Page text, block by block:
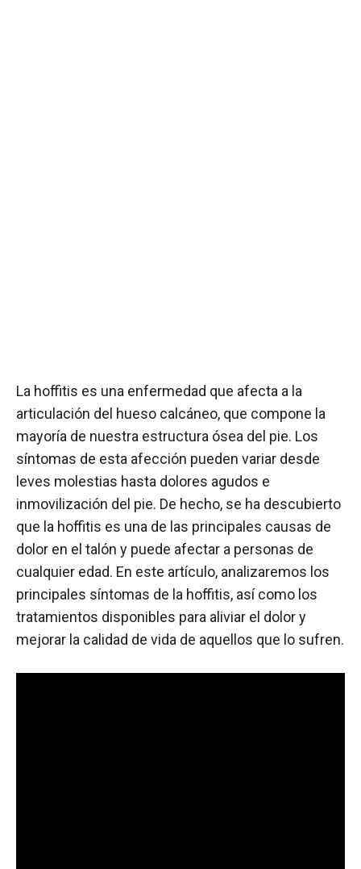
La hoffitis es una enfermedad que afecta a la
articulación del hueso calcáneo, que compone la
mayoría de nuestra estructura ósea del pie. Los
síntomas de esta afección pueden variar desde
leves molestias hasta dolores agudos e
inmovilización del pie. De hecho, se ha descubierto
que la hoffitis es una de las principales causas de
dolor en el talón y puede afectar a personas de
cualquier edad. En este artículo, analizaremos los
principales síntomas de la hoffitis, así como los
tratamientos disponibles para aliviar el dolor y
mejorar la calidad de vida de aquellos que lo sufren.